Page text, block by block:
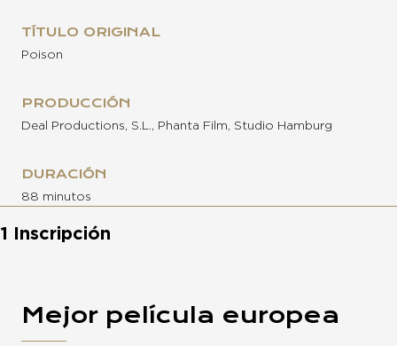
TÍTULO ORIGINAL
Poison
PRODUCCIÓN
Deal Productions, S.L., Phanta Film, Studio Hamburg
DURACIÓN
88 minutos
1 Inscripción
Mejor película europea